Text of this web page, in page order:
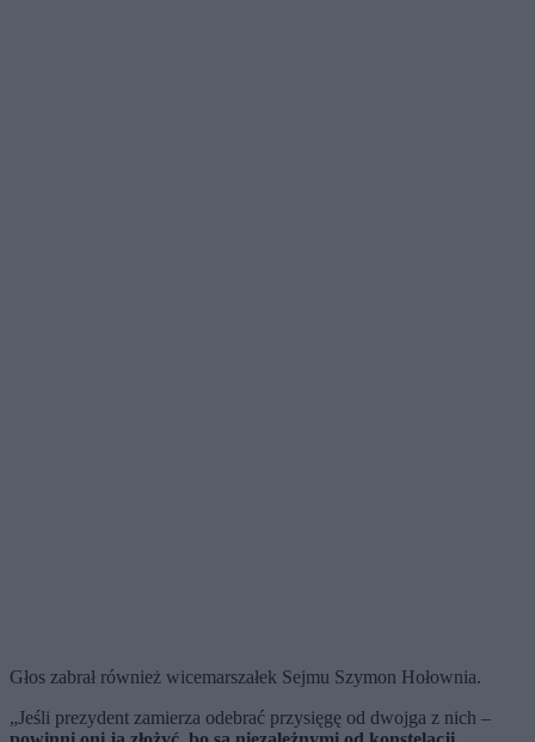
Głos zabrał również wicemarszałek Sejmu Szymon Hołownia.
„Jeśli prezydent zamierza odebrać przysięgę od dwojga z nich –